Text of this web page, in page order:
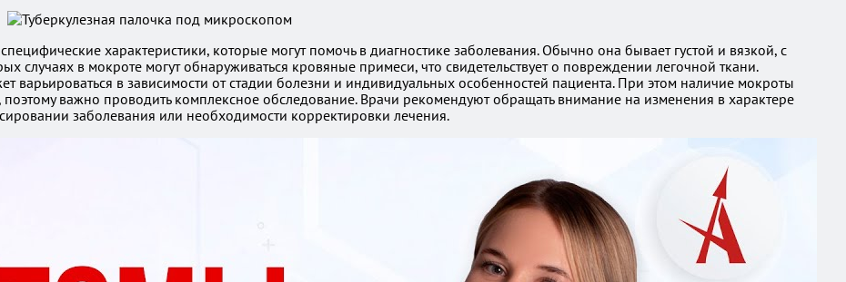
характеристики, которые могут помочь в диагностике заболевания. Обычно она бывает густой и вязкой, с
случаях в мокроте могут обнаруживаться кровяные примеси, что свидетельствует о повреждении легочной ткани.
варьироваться в зависимости от стадии болезни и индивидуальных особенностей пациента. При этом наличие мокроты
поэтому важно проводить комплексное обследование. Врачи рекомендуют обращать внимание на изменения в характере
заболевания или необходимости корректировки лечения.